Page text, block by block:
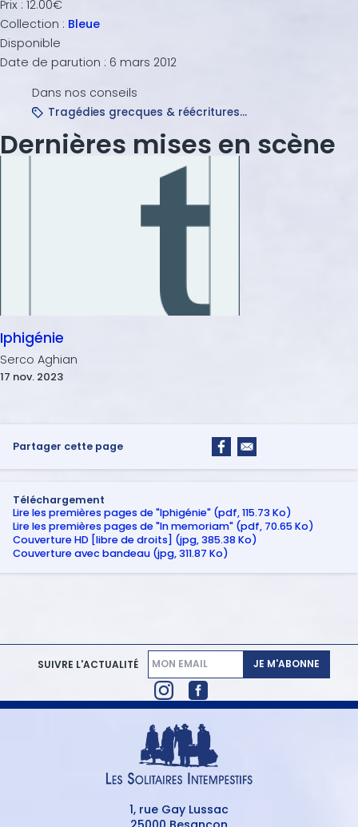
Prix : 12.00€
Collection : Bleue
Disponible
Date de parution : 6 mars 2012
Dans nos conseils
Tragédies grecques & réécritures...
Dernières mises en scène
Iphigénie
Serco Aghian
17 nov. 2023
Partager cette page
Téléchargement
Lire les premières pages de "Iphigénie" (pdf, 115.73 Ko)
Lire les premières pages de "In memoriam" (pdf, 70.65 Ko)
Couverture HD [libre de droits] (jpg, 385.38 Ko)
Couverture avec bandeau (jpg, 311.87 Ko)
SUIVRE L'ACTUALITÉ JE M'ABONNE
1, rue Gay Lussac